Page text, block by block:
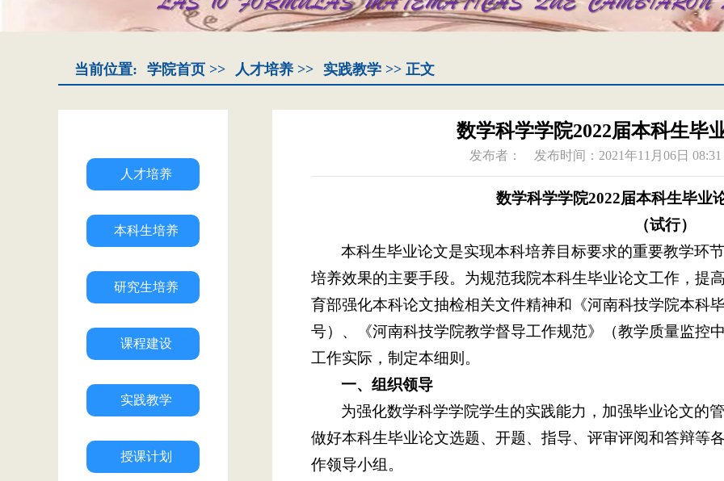
当前位置: 学院首页 >> 人才培养 >> 实践教学 >> 正文
人才培养
本科生培养
研究生培养
课程建设
实践教学
授课计划
数学科学学院2022届本科生毕
发布者： 发布时间：2021年11月06日 08:31
数学科学学院2022届本科生毕业
（试行）
本科生毕业论文是实现本科培养目标要求的重要教学环
培养效果的主要手段。为规范我院本科生毕业论文工作，提
育部强化本科论文抽检相关文件精神和《河南科技学院本科
号）、《河南科技学院教学督导工作规范》（教学质量监控
工作实际，制定本细则。
一、组织领导
为强化数学科学学院学生的实践能力，加强毕业论文的
做好本科生毕业论文选题、开题、指导、评审评阅和答辩等
作领导小组。